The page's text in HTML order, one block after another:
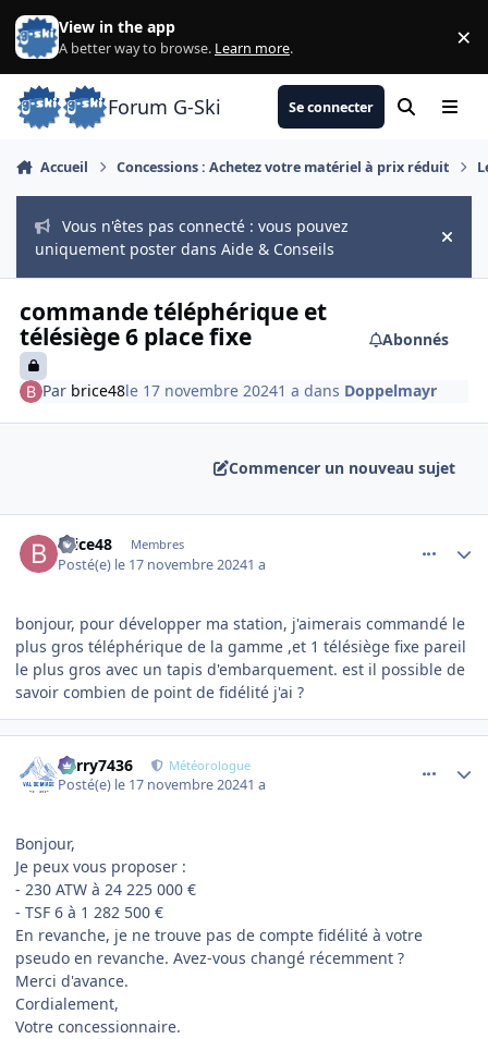
Aller au contenu
View in the app
A better way to browse. Learn more. ×
Forum G-Ski Se connecter Rechercher
Menu
Accueil Concessions : Achetez votre matériel à prix réduit
Vous n'êtes pas connecté : vous pouvez
uniquement poster dans Aide & Conseils
Hide
commande téléphérique et
télésiège 6 place fixe
Abonnés
Par brice48le 17 novembre 20241 a dans Doppelmayr
Commencer un nouveau sujet
brice48 Membres
Posté(e) le 17 novembre 20241 a
bonjour, pour développer ma station, j'aimerais commandé le
plus gros téléphérique de la gamme ,et 1 télésiège fixe pareil
le plus gros avec un tapis d'embarquement. est il possible de
savoir combien de point de fidélité j'ai ?
Perry7436 Météorologue
Posté(e) le 17 novembre 20241 a
Bonjour,
Je peux vous proposer :
- 230 ATW à 24 225 000 €
- TSF 6 à 1 282 500 €
En revanche, je ne trouve pas de compte fidélité à votre
pseudo en revanche. Avez-vous changé récemment ?
Merci d'avance.
Cordialement,
Votre concessionnaire.